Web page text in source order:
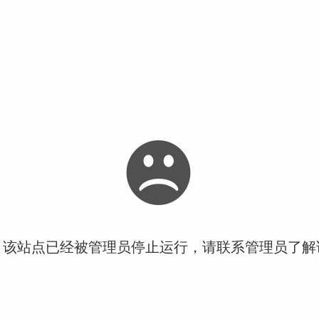
站点已经被管理员停止运行，请联系管理员了